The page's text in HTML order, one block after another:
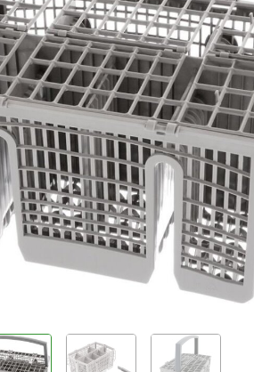
SEBO Filterbox E 8300ER
14,90 €
1,86 € pro 1